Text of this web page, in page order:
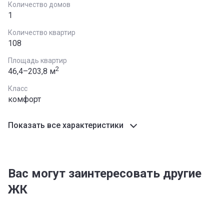
Количество домов
1
Количество квартир
108
Площадь квартир
46,4–203,8 м2
Класс
комфорт
Показать все характеристики
Вас могут заинтересовать другие
ЖК